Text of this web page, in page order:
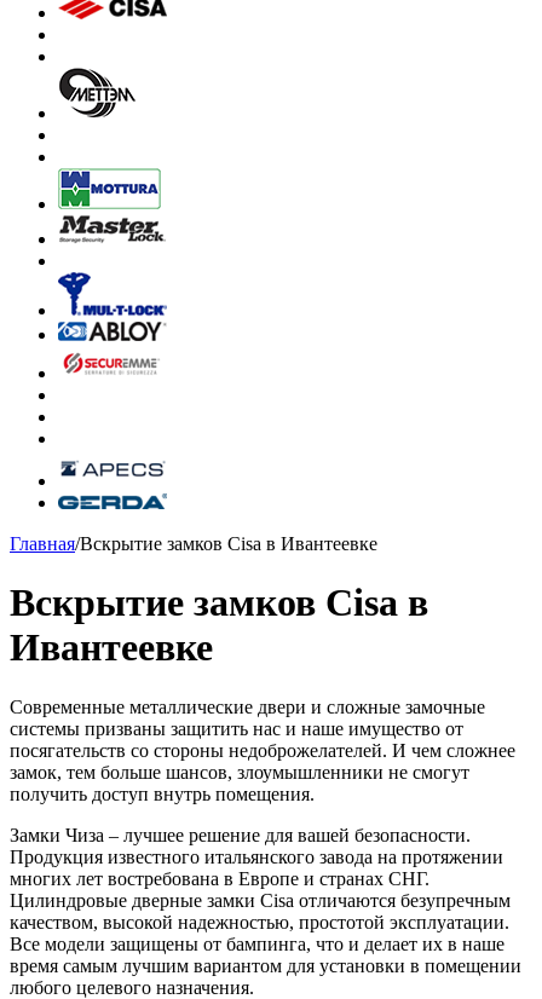
Главная/Вскрытие замков Cisa в Ивантеевке
Вскрытие замков Cisa в
Ивантеевке
Современные металлические двери и сложные замочные
системы призваны защитить нас и наше имущество от
посягательств со стороны недоброжелателей. И чем сложнее
замок, тем больше шансов, злоумышленники не смогут
получить доступ внутрь помещения.
Замки Чиза – лучшее решение для вашей безопасности.
Продукция известного итальянского завода на протяжении
многих лет востребована в Европе и странах СНГ.
Цилиндровые дверные замки Cisa отличаются безупречным
качеством, высокой надежностью, простотой эксплуатации.
Все модели защищены от бампинга, что и делает их в наше
время самым лучшим вариантом для установки в помещении
любого целевого назначения.